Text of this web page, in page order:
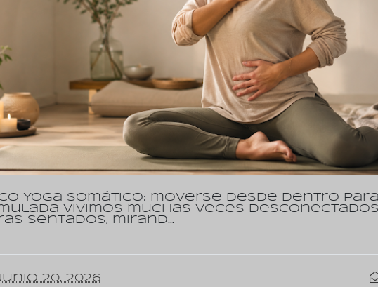
Yoga somático: moverse desde dentro
Vivimos muchas veces
sentados, mirand…
20, 2026